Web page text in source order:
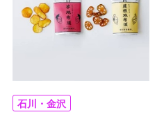
石川・金沢